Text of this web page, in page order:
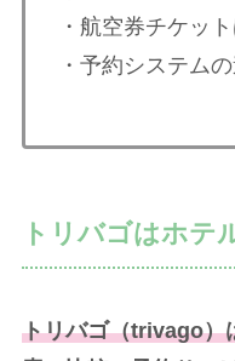
・航空券チケッ
・予約システム
トリバゴはホテ
トリバゴ（trivago）